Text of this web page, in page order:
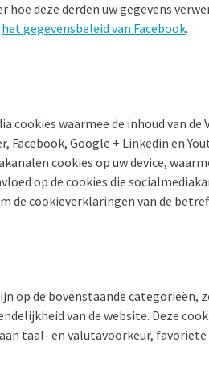
deze derden uw gegevens
het gegevensbeleid van Facebook.
cookies waarmee de inhoud van de
Facebook, Google + Linkedin en
cookies op uw device,
op de cookies die
de cookieverklaringen van de
op de bovenstaande categorieën,
van de website. Deze
taal- en valutavoorkeur,